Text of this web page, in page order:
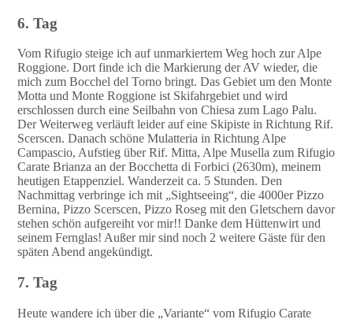
6. Tag
Vom Rifugio steige ich auf unmarkiertem Weg hoch zur Alpe
Roggione. Dort finde ich die Markierung der AV wieder, die
mich zum Bocchel del Torno bringt. Das Gebiet um den Monte
Motta und Monte Roggione ist Skifahrgebiet und wird
erschlossen durch eine Seilbahn von Chiesa zum Lago Palu.
Der Weiterweg verläuft leider auf eine Skipiste in Richtung Rif.
Scerscen. Danach schöne Mulatteria in Richtung Alpe
Campascio, Aufstieg über Rif. Mitta, Alpe Musella zum Rifugio
Carate Brianza an der Bocchetta di Forbici (2630m), meinem
heutigen Etappenziel. Wanderzeit ca. 5 Stunden. Den
Nachmittag verbringe ich mit „Sightseeing“, die 4000er Pizzo
Bernina, Pizzo Scerscen, Pizzo Roseg mit den Gletschern davor
stehen schön aufgereiht vor mir!! Danke dem Hüttenwirt und
seinem Fernglas! Außer mir sind noch 2 weitere Gäste für den
späten Abend angekündigt.
7. Tag
Heute wandere ich über die „Variante“ vom Rifugio Carate